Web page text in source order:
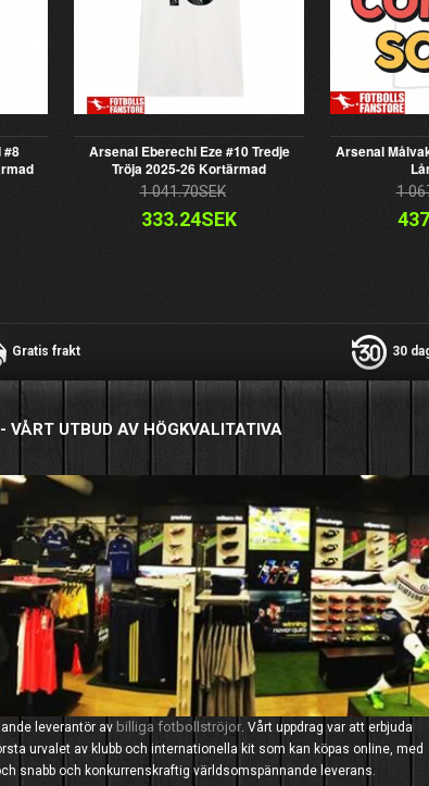
#8
Arsenal Eberechi Eze #10 Tredje
Tröja 2025-26 Kortärmad
1 041.70SEK
333.24SEK
Arsenal
1
Gratis frakt 30
VÅRT UTBUD AV HÖGKVALITATIVA
leverantör av billiga fotbollströjor. Vårt uppdrag var att erbjuda
urvalet av klubb och internationella kit som kan köpas online, med
snabb och konkurrenskraftig världsomspännande leverans.